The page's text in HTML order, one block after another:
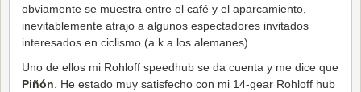
obviamente se muestra entre el café y el aparcamiento,
inevitablemente atrajo a algunos espectadores invitados
interesados en ciclismo (a.k.a los alemanes).
Uno de ellos mi Rohloff speedhub se da cuenta y me dice que
Piñón . He estado muy satisfecho con mi 14-gear Rohloff hub